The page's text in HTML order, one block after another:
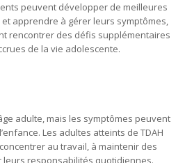
peuvent développer de meilleures
apprendre à gérer leurs symptômes,
rencontrer des défis supplémentaires
de la vie adolescente.
adulte, mais les symptômes peuvent
Les adultes atteints de TDAH
au travail, à maintenir des
responsabilités quotidiennes.